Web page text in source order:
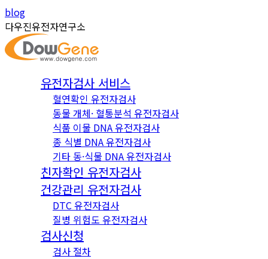
Skip
to
content
Instagram
page
opens
in
YouTube
page
opens
in
blog
다우진유전자연구소
유전자검사 서비스
혈연확인 유전자검사
동물 개체· 혈통분석 유전자검사
식품 이물 DNA 유전자검사
종 식별 DNA 유전자검사
기타 동·식물 DNA 유전자검사
친자확인 유전자검사
건강관리 유전자검사
DTC 유전자검사
질병 위험도 유전자검사
검사신청
검사 절차